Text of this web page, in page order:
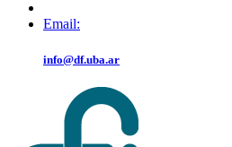
Email:
info@df.uba.ar